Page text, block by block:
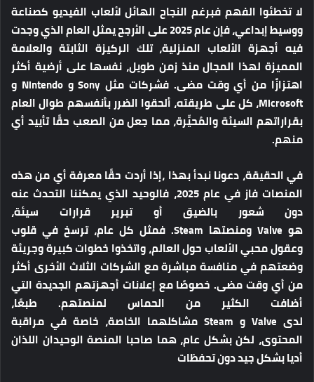
لا تخطئوا الفهم فبرغم النجاح الهائل لألعاب الفيديو كصناعة
ووسيط إبداعي، فإن عام 2025 على الأرجح يمثل العام الذي وجدت
فيه أجهزة الألعاب المنزلية، تلك الركيزة الثابتة والعلامة
المميزة لهذا المجال منذ زمن طويل، نفسها على أرضية أكثر
اهتزازًا من أي وقت مضى. فشركات مثل Sony و Nintendo و
Microsoft، كل على طريقته، ألحقوا الضرر بأنفسهم طوال العام
بقراراتهم السيئة والمُحيِّرة، مما جعل من الصعب حقًا تأييد أي
منهم.
في الحقيقة، دعونا نبدأ بهذا ،إذا أردت حقًا معرفة أي من هذه
المنصات فاز في عام 2025، فالوحيد الذي يمكننا التحدث عنه
دون شعور بالضيق أو تبرير قرارات سيئة،
هو Valve ومنصتها Steam. فمثل كل عام، ترسخ في قلوب
وعقول محبي الألعاب حول العالم، واتخذوا خطوات كبيرة وجريئة
وضعتهم في منافسة مباشرة مع الشركات الثلاث الأخرى أكثر
من أي وقت مضى. خصوصًا مع إعلانات أجهزتهم الجديدة التي
أضافت الكثير من الحماس لمنصتهم. طبعًا،
لدى Valve و Steam مشاكلهما الخاصة، خاصة في مراقبة
المحتوى، لكن بشكل عام، هما صاحبا المنصة الوحيدان اللذان
أديا بشكل جيد دون تحفظات